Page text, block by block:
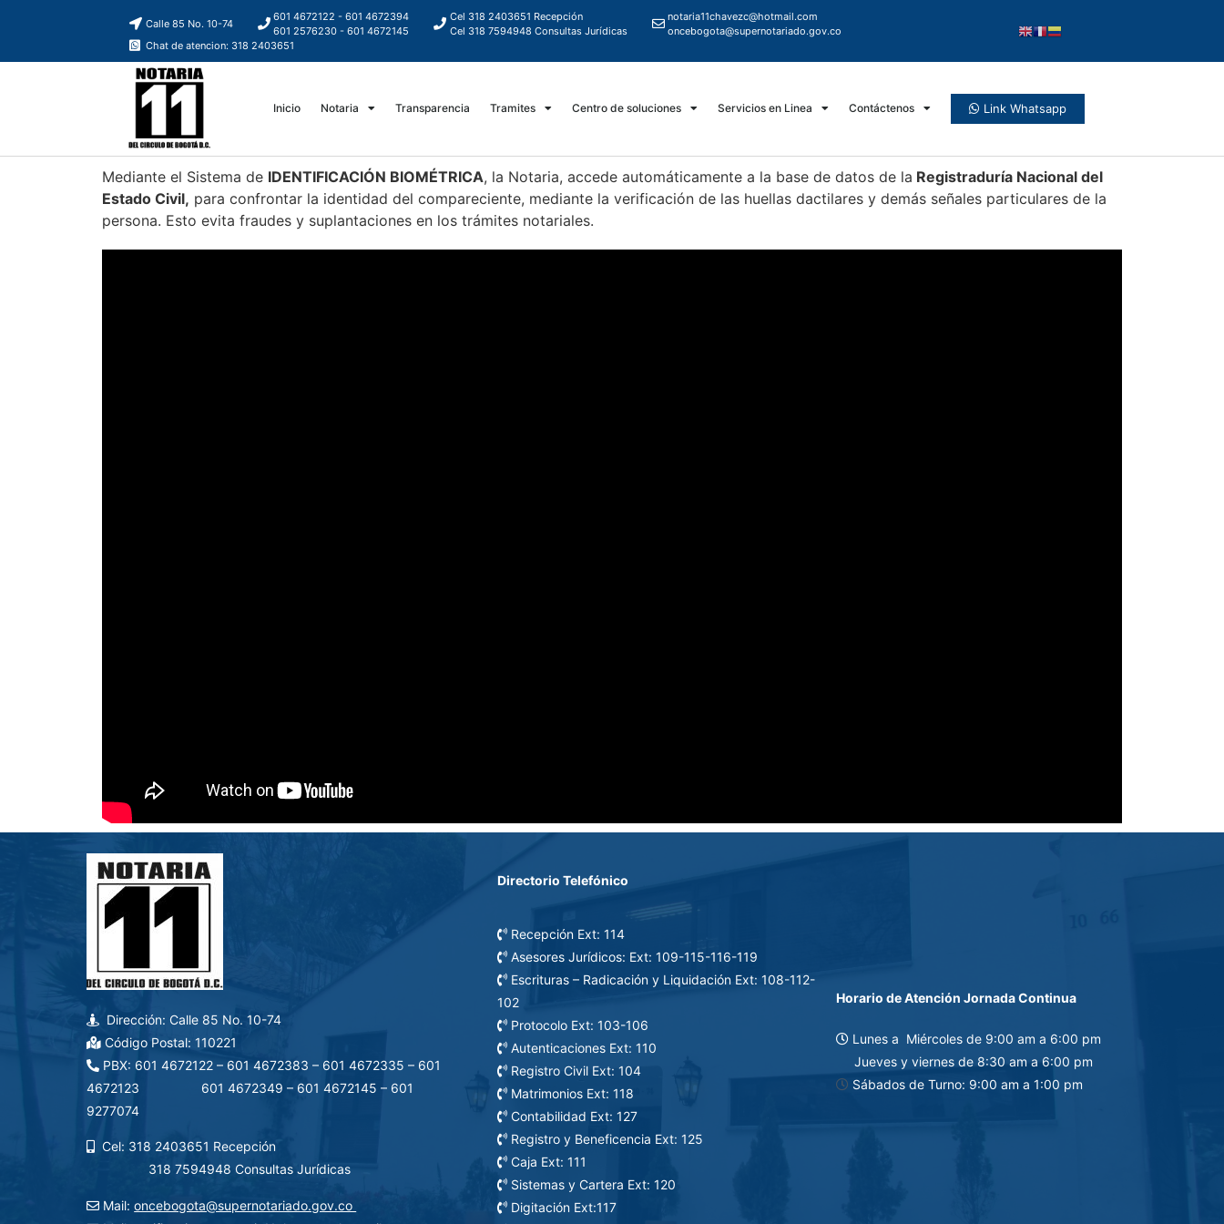
Calle 85 No. 10-74
601 4672122 - 601 4672394
601 2576230 - 601 4672145
Cel 318 2403651 Recepción
Cel 318 7594948 Consultas Jurídicas
notaria11chavezc@hotmail.com
oncebogota@supernotariado.gov.co
Chat de atencion: 318 2403651
Inicio Notaria Transparencia Tramites Centro de soluciones Servicios en Linea Contáctenos Link Whatsapp
Mediante el Sistema de IDENTIFICACIÓN BIOMÉTRICA, la Notaria, accede automáticamente a la base de datos de la Registraduría Nacional del
Estado Civil, para confrontar la identidad del compareciente, mediante la verificación de las huellas dactilares y demás señales particulares de la
persona. Esto evita fraudes y suplantaciones en los trámites notariales.
Dirección: Calle 85 No. 10-74
Código Postal: 110221
PBX: 601 4672122 – 601 4672383 – 601 4672335 – 601
4672123 601 4672349 – 601 4672145 – 601
9277074
Cel: 318 2403651 Recepción
318 7594948 Consultas Jurídicas
Mail:oncebogota@supernotariado.gov.co
Directorio Telefónico
Recepción Ext: 114
Asesores Jurídicos: Ext: 109-115-116-119
Escrituras – Radicación y Liquidación Ext: 108-112-
102
Protocolo Ext: 103-106
Autenticaciones Ext: 110
Registro Civil Ext: 104
Matrimonios Ext: 118
Contabilidad Ext: 127
Registro y Beneficencia Ext: 125
Caja Ext: 111
Sistemas y Cartera Ext: 120
Digitación Ext:117
Horario de Atención Jornada Continua
Lunes a Miércoles de 9:00 am a 6:00 pm
Jueves y viernes de 8:30 am a 6:00 pm
Sábados de Turno: 9:00 am a 1:00 pm